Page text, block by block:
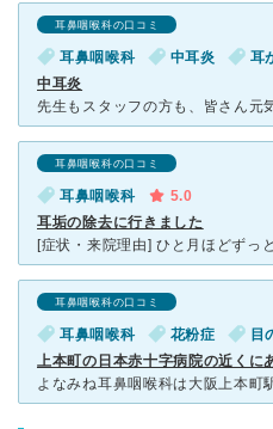
耳鼻咽喉科の口コミ
耳鼻咽喉科 中耳炎 耳
中耳炎
耳鼻咽喉科の口コミ
耳鼻咽喉科
5.0
耳垢の除去に行きました
耳鼻咽喉科の口コミ
耳鼻咽喉科 花粉症 目
上本町の日本赤十字病院の近くに